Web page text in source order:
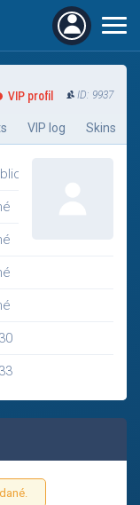
VIP profil ID: 9937
VIP log Skins